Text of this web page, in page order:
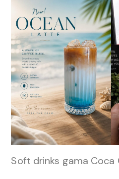
Soft drinks gama Coca